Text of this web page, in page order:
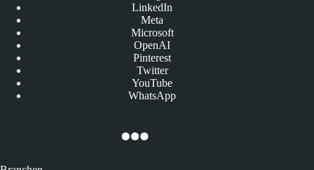
LinkedIn
Meta
Microsoft
OpenAI
Pinterest
Twitter
YouTube
WhatsApp